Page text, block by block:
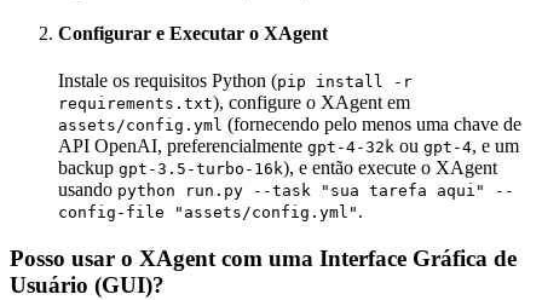
Configurar e Executar o XAgent
Instale os requisitos Python (pip install -r
requirements.txt), configure o XAgent em
assets/config.yml (fornecendo pelo menos uma chave de
API OpenAI, preferencialmente gpt-4-32k ou gpt-4, e um
backup gpt-3.5-turbo-16k), e então execute o XAgent
usando python run.py --task "sua tarefa aqui" --
config-file "assets/config.yml" .
Posso usar o XAgent com uma Interface Gráfica de
Usuário (GUI)?